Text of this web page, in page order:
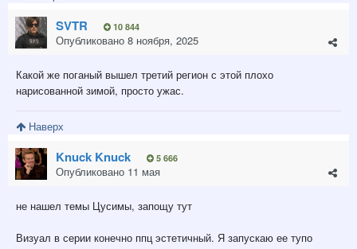
SVTR 10 844
Опубликовано 8 ноября, 2025
Какой же поганый вышел третий регион с этой плохо
нарисованной зимой, просто ужас.
Наверх
Knuck Knuck 5 666
Опубликовано 11 мая
не нашел темы Цусимы, запощу тут
Визуал в серии конечно ппц эстетичный. Я запускаю ее тупо